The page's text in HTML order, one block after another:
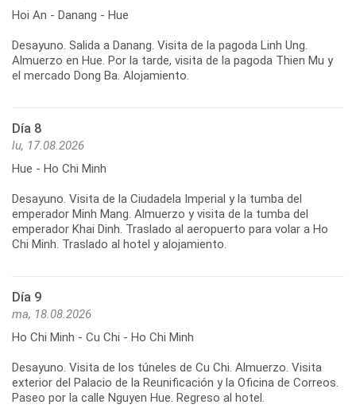
Hoi An - Danang - Hue
Desayuno. Salida a Danang. Visita de la pagoda Linh Ung.
Almuerzo en Hue. Por la tarde, visita de la pagoda Thien Mu y
Día 8
lu, 17.08.2026
Hue - Ho Chi Minh
Desayuno. Visita de la Ciudadela Imperial y la tumba del
emperador Minh Mang. Almuerzo y visita de la tumba del
emperador Khai Dinh. Traslado al aeropuerto para volar a Ho
Día 9
ma, 18.08.2026
Ho Chi Minh - Cu Chi - Ho Chi Minh
Desayuno. Visita de los túneles de Cu Chi. Almuerzo. Visita
exterior del Palacio de la Reunificación y la Oficina de Correos.